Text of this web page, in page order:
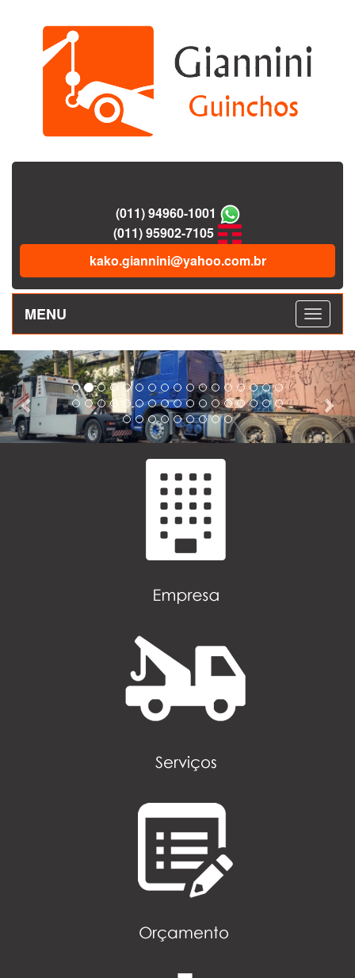
(011) 94960-1001
(011) 95902-7105
kako.giannini@yahoo.com.br
MENU
Previous